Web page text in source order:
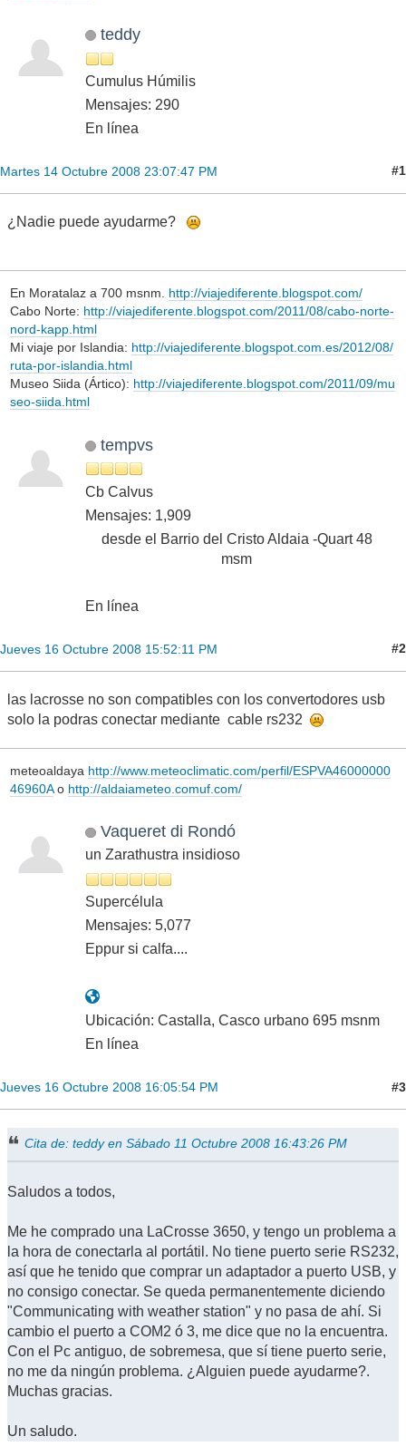
teddy
Cumulus Húmilis
Mensajes: 290
En línea
Martes 14 Octubre 2008 23:07:47 PM #1
¿Nadie puede ayudarme?
En Moratalaz a 700 msnm. http://viajediferente.blogspot.com/
Cabo Norte: http://viajediferente.blogspot.com/2011/08/cabo-norte-
nord-kapp.html
Mi viaje por Islandia: http://viajediferente.blogspot.com.es/2012/08/
ruta-por-islandia.html
Museo Siida (Ártico): http://viajediferente.blogspot.com/2011/09/mu
seo-siida.html
tempvs
Cb Calvus
Mensajes: 1,909
desde el Barrio del Cristo Aldaia -Quart 48
msm
En línea
Jueves 16 Octubre 2008 15:52:11 PM #2
las lacrosse no son compatibles con los convertodores usb
solo la podras conectar mediante cable rs232
meteoaldaya http://www.meteoclimatic.com/perfil/ESPVA46000000
46960Ao http://aldaiameteo.comuf.com/
Vaqueret di Rondó
un Zarathustra insidioso
Supercélula
Mensajes: 5,077
Eppur si calfa....
Ubicación: Castalla, Casco urbano 695 msnm
En línea
Jueves 16 Octubre 2008 16:05:54 PM #3
Cita de: teddy en Sábado 11 Octubre 2008 16:43:26 PM
Saludos a todos,
Me he comprado una LaCrosse 3650, y tengo un problema a
la hora de conectarla al portátil. No tiene puerto serie RS232,
así que he tenido que comprar un adaptador a puerto USB, y
no consigo conectar. Se queda permanentemente diciendo
"Communicating with weather station" y no pasa de ahí. Si
cambio el puerto a COM2 ó 3, me dice que no la encuentra.
Con el Pc antiguo, de sobremesa, que sí tiene puerto serie,
no me da ningún problema. ¿Alguien puede ayudarme?.
Muchas gracias.
Un saludo.